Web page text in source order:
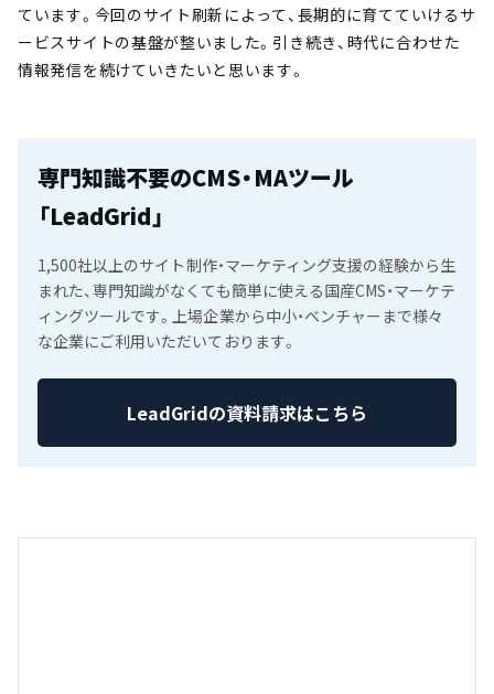
ています。今回のサイト刷新によって、長期的に育てていけるサ
ービスサイトの基盤が整いました。引き続き、時代に合わせた
情報発信を続けていきたいと思います。
専門知識不要のCMS・MAツール
「LeadGrid」
1,500社以上のサイト制作・マーケティング支援の経験から生
まれた、専門知識がなくても簡単に使える国産CMS・マーケテ
ィングツールです。上場企業から中小・ベンチャーまで様々
な企業にご利用いただいております。
LeadGridの資料請求はこちら